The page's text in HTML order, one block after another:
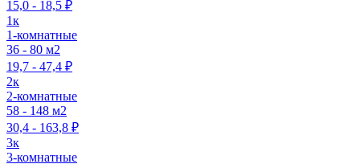
15,0 - 18,5 ₽
1к
1-комнатные
36 - 80 м2
19,7 - 47,4 ₽
2к
2-комнатные
58 - 148 м2
30,4 - 163,8 ₽
3к
3-комнатные